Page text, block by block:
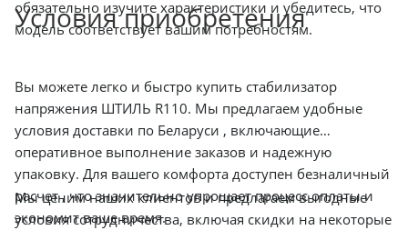
обязательно изучите характеристики и убедитесь, что
модель соответствует вашим потребностям.
Условия приобретения
Вы можете легко и быстро купить стабилизатор
напряжения ШТИЛЬ R110. Мы предлагаем удобные
условия доставки по Беларуси , включающие
оперативное выполнение заказов и надежную
упаковку. Для вашего комфорта доступен безналичный
расчет , что значительно упрощает процесс оплаты и
экономит ваше время.
Мы ценим наших клиентов и предлагаем выгодные
условия сотрудничества, включая скидки на некоторые